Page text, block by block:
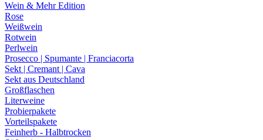
Wein & Mehr Edition
Rose
Weißwein
Rotwein
Perlwein
Prosecco | Spumante | Franciacorta
Sekt | Cremant | Cava
Sekt aus Deutschland
Großflaschen
Literweine
Probierpakete
Vorteilspakete
Feinherb - Halbtrocken